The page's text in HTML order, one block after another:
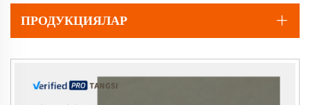
ПРОДУКЦИЯЛАР